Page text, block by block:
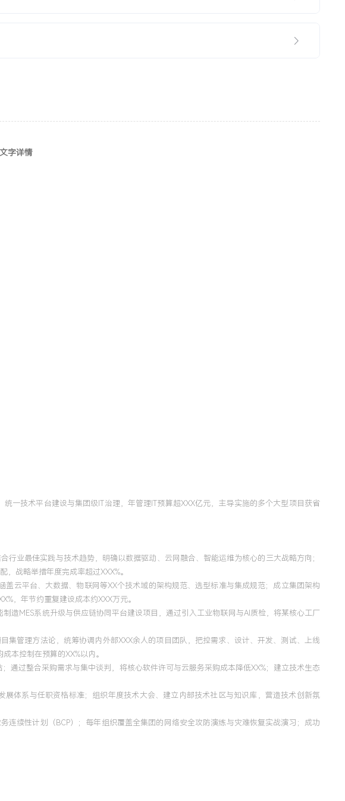
字详情
一技术平台建设与集团级IT治理，年管理IT预算超XXX亿元，主导实施的多个大型项目获省
业最佳实践与技术趋势，明确以数据驱动、云网融合、智能运维为核心的三大战略方向；
战略举措年度完成率超过XXX%。
云平台、大数据、物联网等XX个技术域的架构规范、选型标准与集成规范；成立集团架构
，年节约重复建设成本约XXX万元。
造MES系统升级与供应链协同平台建设项目，通过引入工业物联网与AI质检，将某核心工厂
集管理方法论，统筹协调内外部XXX余人的项目团队，把控需求、设计、开发、测试、上线
本控制在预算的XX%以内。
通过整合采购需求与集中谈判，将核心软件许可与云服务采购成本降低XX%；建立技术生态
体系与任职资格标准；组织年度技术大会、建立内部技术社区与知识库，营造技术创新氛
连续性计划（BCP）；每年组织覆盖全集团的网络安全攻防演练与灾难恢复实战演习；成功